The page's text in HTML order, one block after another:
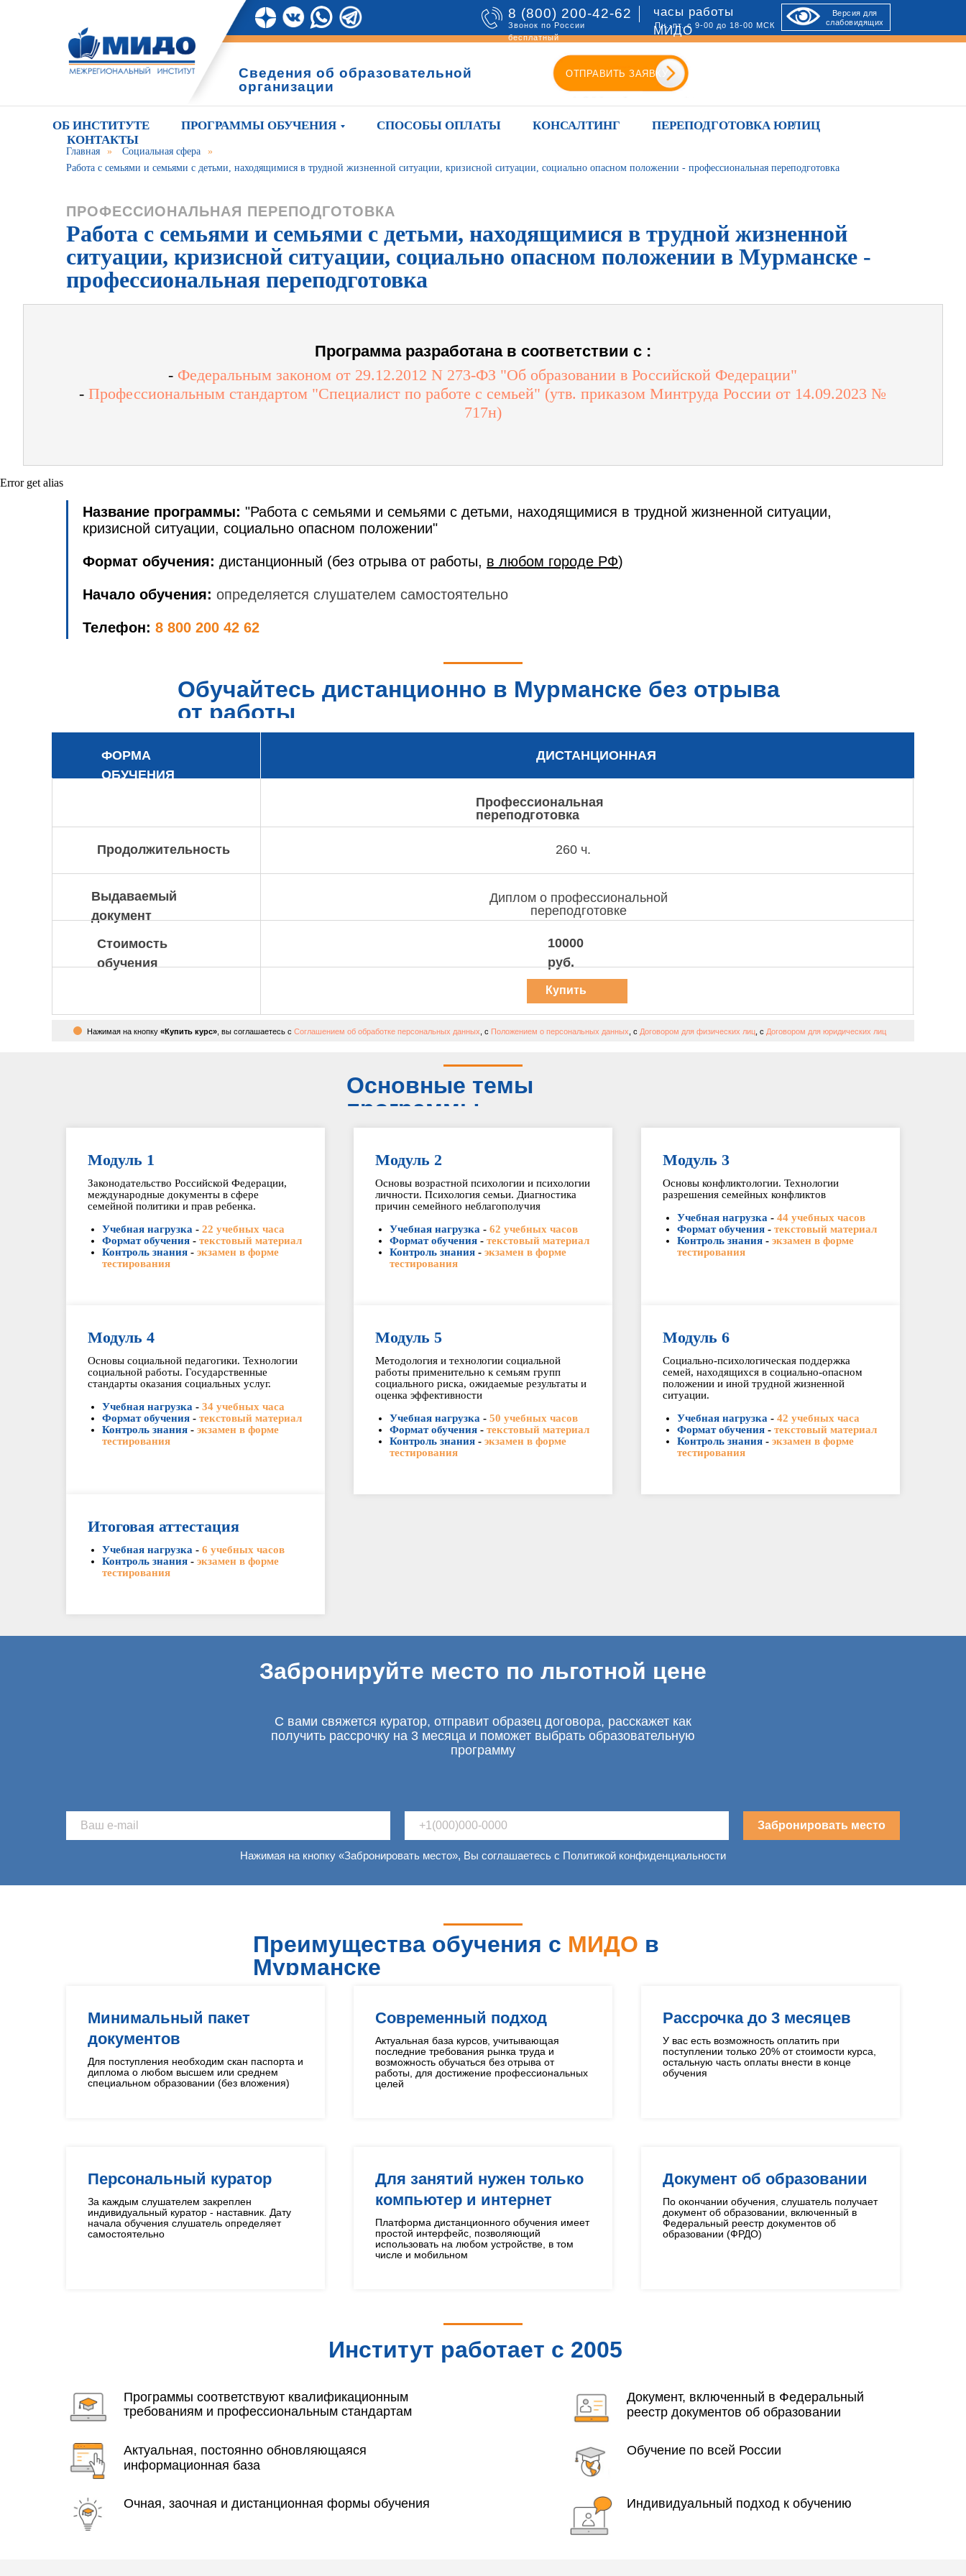
8 (800) 200-42-62
Звонок по России
бесплатный
ОТПРАВИТЬ ЗАЯВКУ
часы работы
МИДО
Пн.-пт. с 9-00 до 18-00 МСК
Версия для
слабовидящих
Сведения об образовательной
организации
ОБ ИНСТИТУТЕ ПРОГРАММЫ ОБУЧЕНИЯ СПОСОБЫ ОПЛАТЫ КОНСАЛТИНГ
ПЕРЕПОДГОТОВКА ЮРЛИЦ
КОНТАКТЫ
Главная » Социальная сфера
»
Работа с семьями и семьями с детьми, находящимися в трудной жизненной ситуации, кризисной ситуации, социально опасном положении - профессиональная переподготовка
ПРОФЕССИОНАЛЬНАЯ ПЕРЕПОДГОТОВКА
Работа с семьями и семьями с детьми, находящимися в трудной жизненной
ситуации, кризисной ситуации, социально опасном положении в Мурманске -
профессиональная переподготовка
Программа разработана в соответствии с :
- Федеральным законом от 29.12.2012 N 273-ФЗ "Об образовании в Российской Федерации"
- Профессиональным стандартом "Специалист по работе с семьей" (утв. приказом Минтруда России от 14.09.2023 №
717н)
Error get alias
Название программы: "Работа с семьями и семьями с детьми, находящимися в трудной жизненной ситуации,
кризисной ситуации, социально опасном положении"
Формат обучения: дистанционный (без отрыва от работы, в любом городе РФ)
Начало обучения: определяется слушателем самостоятельно
Телефон: 8 800 200 42 62
Обучайтесь дистанционно в Мурманске без отрыва
от работы
ФОРМА
ОБУЧЕНИЯ
ДИСТАНЦИОННАЯ
Профессиональная
переподготовка
Продолжительность
Выдаваемый
документ
Стоимость
обучения
Диплом о профессиональной
переподготовке
260 ч.
10000
руб.
Купить
курс
Нажимая на кнопку «Купить курс» , вы соглашаетесь с Соглашением об обработке персональных данных , с Положением о персональных данных , с Договором для физических лиц , с Договором для юридических лиц
Основные темы
программы
Модуль 1
Законодательство Российской Федерации,
международные документы в сфере
семейной политики и прав ребенка.
Учебная нагрузка - 22 учебных часа
Формат обучения - текстовый материал
Контроль знания - экзамен в форме
тестирования
Модуль 2
Основы возрастной психологии и психологии
личности. Психология семьи. Диагностика
причин семейного неблагополучия
Учебная нагрузка - 62 учебных часов
Формат обучения- текстовый материал
Контроль знания- экзамен в форме
тестирования
Модуль 3
Основы конфликтологии. Технологии
разрешения семейных конфликтов
Учебная нагрузка - 44 учебных часов
Формат обучения- текстовый материал
Контроль знания- экзамен в форме
тестирования
Модуль 4
Основы социальной педагогики. Технологии
социальной работы. Государственные
стандарты оказания социальных услуг.
Учебная нагрузка - 34 учебных часа
Формат обучения - текстовый материал
Контроль знания - экзамен в форме
тестирования
Модуль 5
Методология и технологии социальной
работы применительно к семьям групп
социального риска, ожидаемые результаты и
оценка эффективности
Учебная нагрузка - 50 учебных часов
Формат обучения- текстовый материал
Контроль знания- экзамен в форме
тестирования
Модуль 6
Социально-психологическая поддержка
семей, находящихся в социально-опасном
положении и иной трудной жизненной
ситуации.
Учебная нагрузка - 42 учебных часа
Формат обучения- текстовый материал
Контроль знания- экзамен в форме
тестирования
Итоговая аттестация
Учебная нагрузка - 6 учебных часов
Контроль знания - экзамен в форме
тестирования
Забронируйте место по льготной цене
С вами свяжется куратор, отправит образец договора, расскажет как
получить рассрочку на 3 месяца и поможет выбрать образовательную
программу
Забронировать место
Нажимая на кнопку «Забронировать место», Вы соглашаетесь с Политикой конфиденциальности
Преимущества обучения с МИДО в
Мурманске
Минимальный пакет
документов
Для поступления необходим скан паспорта и
диплома о любом высшем или среднем
специальном образовании (без вложения)
Современный подход
Актуальная база курсов, учитывающая
последние требования рынка труда и
возможность обучаться без отрыва от
работы, для достижение профессиональных
целей
Рассрочка до 3 месяцев
У вас есть возможность оплатить при
поступлении только 20% от стоимости курса,
остальную часть оплаты внести в конце
обучения
Персональный куратор
За каждым слушателем закреплен
индивидуальный куратор - наставник. Дату
начала обучения слушатель определяет
самостоятельно
Для занятий нужен только
компьютер и интернет
Платформа дистанционного обучения имеет
простой интерфейс, позволяющий
использовать на любом устройстве, в том
числе и мобильном
Документ об образовании
По окончании обучения, слушатель получает
документ об образовании, включенный в
Федеральный реестр документов об
образовании (ФРДО)
Институт работает с 2005
Программы соответствуют квалификационным
требованиям и профессиональным стандартам
Документ, включенный в Федеральный
реестр документов об образовании
Актуальная, постоянно обновляющаяся
информационная база
Обучение по всей России
Очная, заочная и дистанционная формы обучения Индивидуальный подход к обучению